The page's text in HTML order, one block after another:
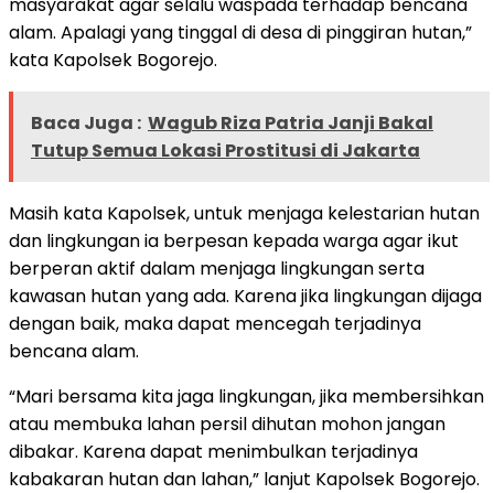
alam. Apalagi yang tinggal di desa di pinggiran hutan,”
kata Kapolsek Bogorejo.
Baca Juga : Wagub Riza Patria Janji Bakal
Tutup Semua Lokasi Prostitusi di Jakarta
Masih kata Kapolsek, untuk menjaga kelestarian hutan
dan lingkungan ia berpesan kepada warga agar ikut
berperan aktif dalam menjaga lingkungan serta
kawasan hutan yang ada. Karena jika lingkungan dijaga
dengan baik, maka dapat mencegah terjadinya
bencana alam.
“Mari bersama kita jaga lingkungan, jika membersihkan
atau membuka lahan persil dihutan mohon jangan
dibakar. Karena dapat menimbulkan terjadinya
kabakaran hutan dan lahan,” lanjut Kapolsek Bogorejo.